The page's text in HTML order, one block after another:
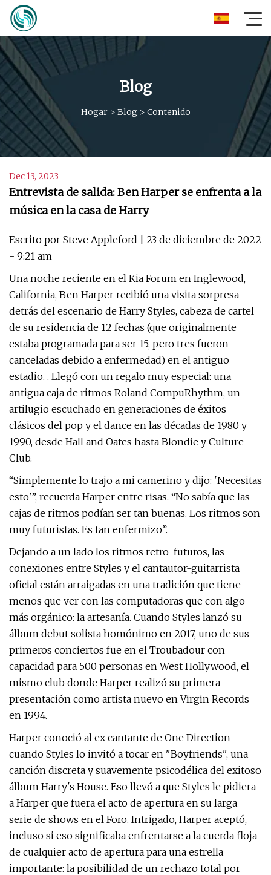
Blog
Hogar> Blog > Contenido
Dec 13, 2023
Entrevista de salida: Ben Harper se enfrenta a la
música en la casa de Harry
Escrito por Steve Appleford | 23 de diciembre de 2022
- 9:21 am
Una noche reciente en el Kia Forum en Inglewood,
California, Ben Harper recibió una visita sorpresa
detrás del escenario de Harry Styles, cabeza de cartel
de su residencia de 12 fechas (que originalmente
estaba programada para ser 15, pero tres fueron
canceladas debido a enfermedad) en el antiguo
estadio. . Llegó con un regalo muy especial: una
antigua caja de ritmos Roland CompuRhythm, un
artilugio escuchado en generaciones de éxitos
clásicos del pop y el dance en las décadas de 1980 y
1990, desde Hall and Oates hasta Blondie y Culture
Club.
“Simplemente lo trajo a mi camerino y dijo: 'Necesitas
esto'”, recuerda Harper entre risas. “No sabía que las
cajas de ritmos podían ser tan buenas. Los ritmos son
muy futuristas. Es tan enfermizo”.
Dejando a un lado los ritmos retro-futuros, las
conexiones entre Styles y el cantautor-guitarrista
oficial están arraigadas en una tradición que tiene
menos que ver con las computadoras que con algo
más orgánico: la artesanía. Cuando Styles lanzó su
álbum debut solista homónimo en 2017, uno de sus
primeros conciertos fue en el Troubadour con
capacidad para 500 personas en West Hollywood, el
mismo club donde Harper realizó su primera
presentación como artista nuevo en Virgin Records
en 1994.
Harper conoció al ex cantante de One Direction
cuando Styles lo invitó a tocar en "Boyfriends", una
canción discreta y suavemente psicodélica del exitoso
álbum Harry's House. Eso llevó a que Styles le pidiera
a Harper que fuera el acto de apertura en su larga
serie de shows en el Foro. Intrigado, Harper aceptó,
incluso si eso significaba enfrentarse a la cuerda floja
de cualquier acto de apertura para una estrella
importante: la posibilidad de un rechazo total por